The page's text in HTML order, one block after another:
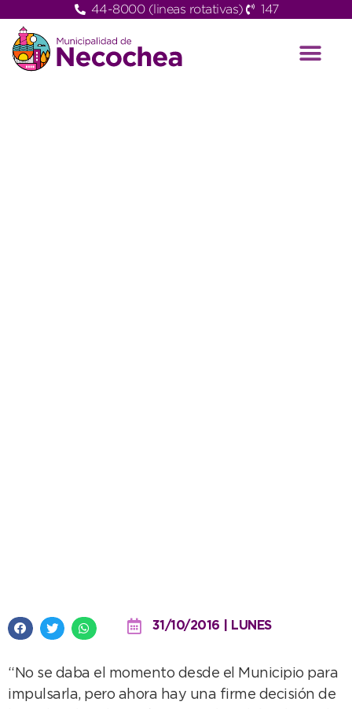
44-8000 (lineas rotativas) 147
31/10/2016 | LUNES
“No se daba el momento desde el Municipio para
impulsarla, pero ahora hay una firme decisión de